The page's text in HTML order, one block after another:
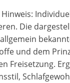
Die
und dem
Freisetzung.